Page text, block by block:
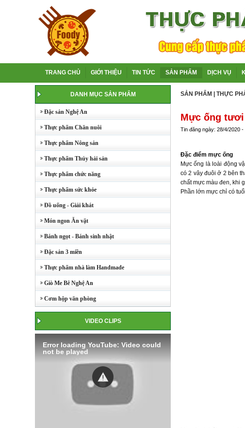
TRANG CHỦ GIỚI THIỆU TIN TỨC SẢN PHẨM DỊCH VỤ
DANH MỤC SẢN PHẨM
Đặc sản Nghệ An
Thực phẩm Chăn nuôi
Thực phẩm Nông sản
Thực phẩm Thủy hải sản
Thực phẩm chức năng
Thực phẩm sức khỏe
Đồ uống - Giải khát
Món ngon Ăn vặt
Bánh ngọt - Bánh sinh nhật
Đặc sản 3 miền
Thực phẩm nhà làm Handmade
Giò Me Bê Nghệ An
Cơm hộp văn phòng
VIDEO CLIPS
Error loading YouTube: Video could
not be played
SẢN PHẨM THỰC
Mực ống tươi
Tin đăng ngày: 28/4/2020 -
Đặc điểm mực ống
Mực ống là loài động
có 2 vây đuôi ở 2 bên
chất mực màu đen, khi
Phần lớn mực chỉ có